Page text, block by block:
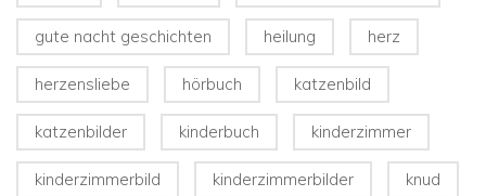
gute nacht geschichten heilung herz
herzensliebe hörbuch katzenbild
katzenbilder kinderbuch kinderzimmer
kinderzimmerbild kinderzimmerbilder knud